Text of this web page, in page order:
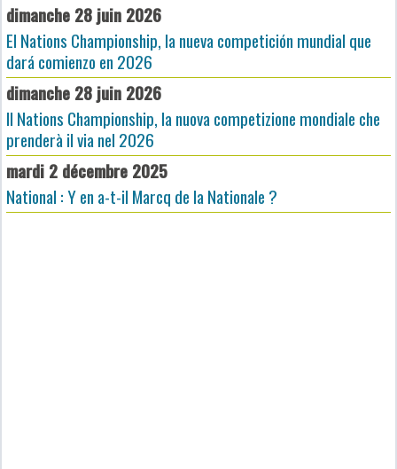
dimanche 28 juin 2026
El Nations Championship, la nueva competición mundial que
dará comienzo en 2026
dimanche 28 juin 2026
Il Nations Championship, la nuova competizione mondiale che
prenderà il via nel 2026
mardi 2 décembre 2025
National : Y en a-t-il Marcq de la Nationale ?